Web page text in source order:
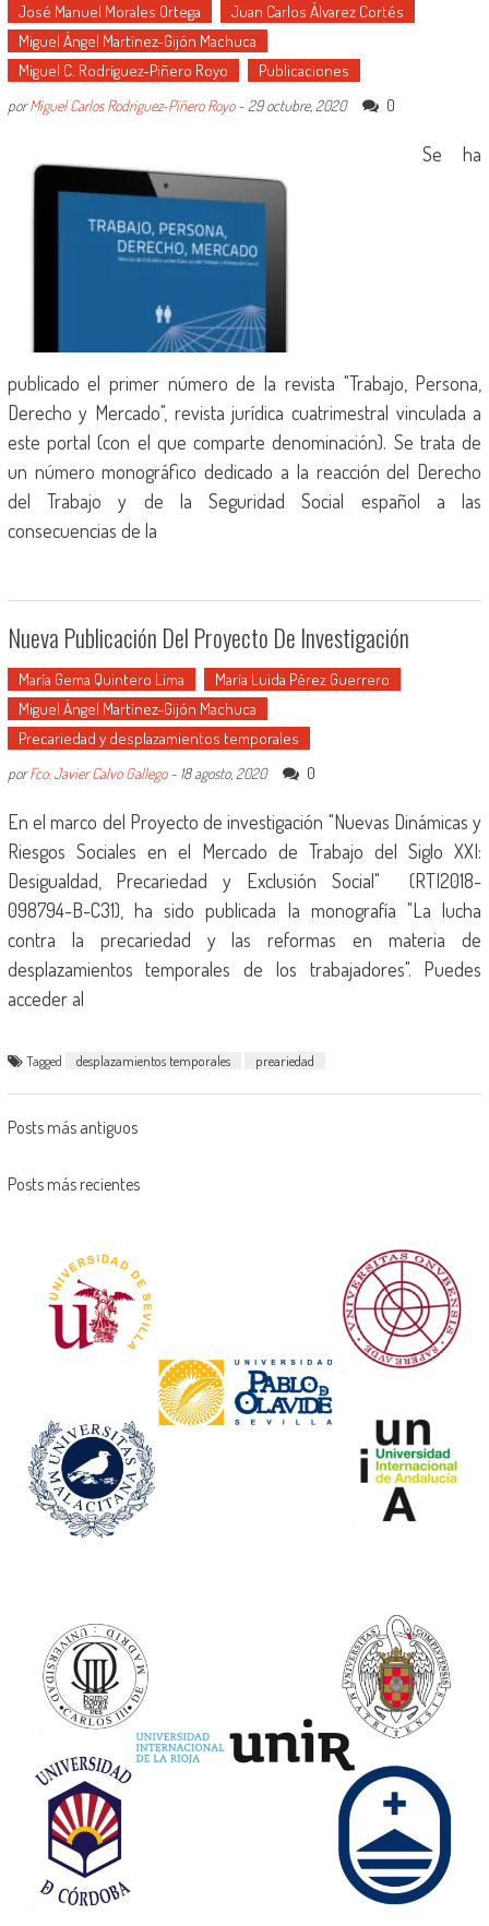
José Manuel Morales Ortega
Juan Carlos Álvarez Cortés
Miguel Ángel Martínez-Gijón Machuca
Miguel C. Rodríguez-Piñero Royo
Publicaciones
porMiguel Carlos Rodríguez-Piñero Royo- 29 octubre, 2020 0
Se ha
publicado el primer número de la revista "Trabajo, Persona,
Derecho y Mercado", revista jurídica cuatrimestral vinculada a
este portal (con el que comparte denominación). Se trata de
un número monográfico dedicado a la reacción del Derecho
del Trabajo y de la Seguridad Social español a las
consecuencias de la
Nueva Publicación Del Proyecto De Investigación
María Gema Quintero Lima
María Luida Pérez Guerrero
Miguel Ángel Martínez-Gijón Machuca
Precariedad y desplazamientos temporales
porFco. Javier Calvo Gallego- 18 agosto, 2020 0
En el marco del Proyecto de investigación "Nuevas Dinámicas y
Riesgos Sociales en el Mercado de Trabajo del Siglo XXI:
Desigualdad, Precariedad y Exclusión Social" (RTI2018-
098794-B-C31), ha sido publicada la monografía "La lucha
contra la precariedad y las reformas en materia de
desplazamientos temporales de los trabajadores". Puedes
acceder al
Tagged desplazamientos temporales preariedad
Posts más antiguos
Posts más recientes